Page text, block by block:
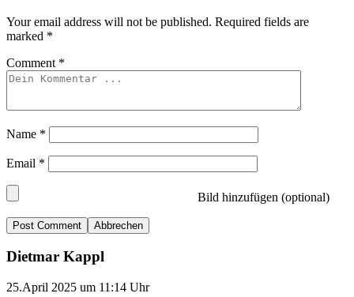
Your email address will not be published. Required fields are
marked *
Comment *
Name *
Email *
Bild hinzufügen (optional)
Abbrechen
Dietmar Kappl
25.April 2025 um 11:14 Uhr